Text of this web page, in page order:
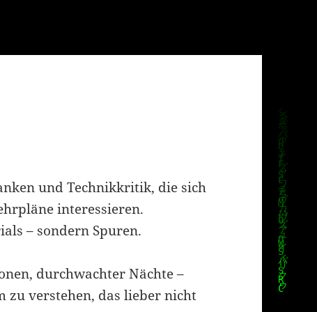
und Technikkritik, die sich
interessieren.
– sondern Spuren.
durchwachter Nächte –
zu verstehen, das lieber nicht